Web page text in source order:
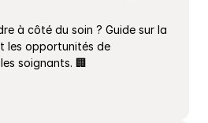
à côté du soin ? Guide sur la
les opportunités de
soignants. 🏢